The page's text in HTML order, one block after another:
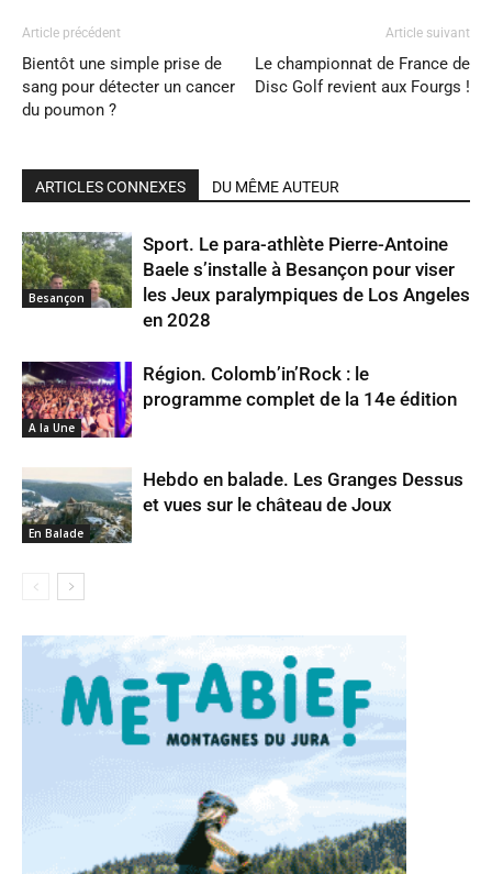
Article précédent
Bientôt une simple prise de
sang pour détecter un cancer
du poumon ?
Article suivant
Le championnat de France de
Disc Golf revient aux Fourgs !
ARTICLES CONNEXES DU MÊME AUTEUR
Besançon
Sport. Le para-athlète Pierre-Antoine
Baele s’installe à Besançon pour viser
les Jeux paralympiques de Los Angeles
en 2028
A la Une
Région. Colomb’in’Rock : le
programme complet de la 14e édition
En Balade
Hebdo en balade. Les Granges Dessus
et vues sur le château de Joux